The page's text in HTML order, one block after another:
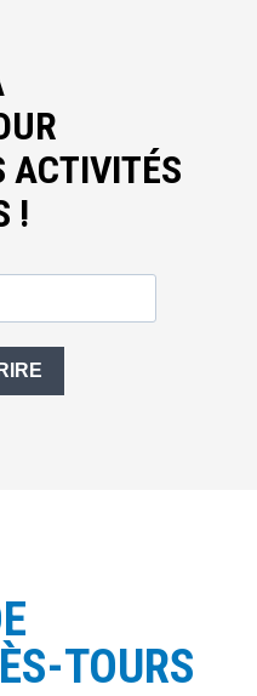
ACTIVITÉS
!
TOURS